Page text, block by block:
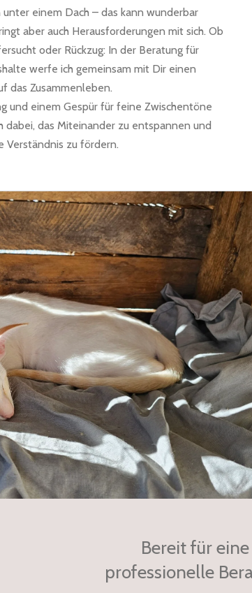
einem Dach – das kann wunderbar
aber auch Herausforderungen mit sich. Ob
oder Rückzug: In der Beratung für
werfe ich gemeinsam mit Dir einen
das Zusammenleben.
und einem Gespür für feine Zwischentöne
dabei, das Miteinander zu entspannen und
Verständnis zu fördern.
Bereit für
professionelle